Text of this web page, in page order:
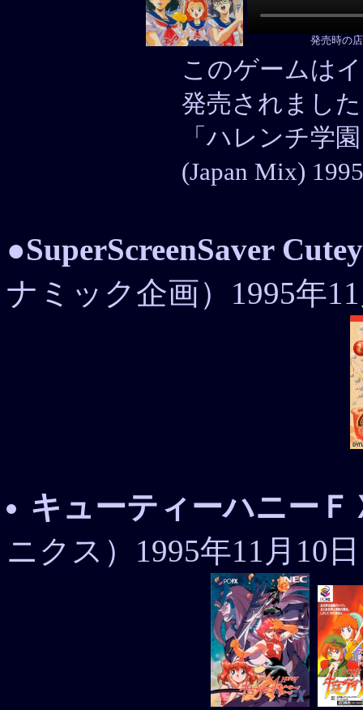
発売時の
このゲームは
発売されまし
「ハレンチ学
(Japan Mix)
●SuperScreenSaver
ナミック企画）1995年
キューティーハニーＦ
ニクス）1995年11月10